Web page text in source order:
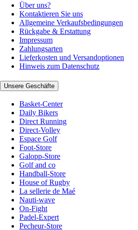
Über uns?
Kontaktieren Sie uns
Allgemeine Verkaufsbedingungen
Rückgabe & Erstattung
Impressum
Zahlungsarten
Lieferkosten und Versandoptionen
Hinweis zum Datenschutz
Unsere Geschäfte
Basket-Center
Daily Bikers
Direct Running
Direct-Volley
Espace Golf
Foot-Store
Galopp-Store
Golf and co
Handball-Store
House of Rugby
La sellerie de Maé
Nauti-wave
On-Fight
Padel-Expert
Pecheur-Store